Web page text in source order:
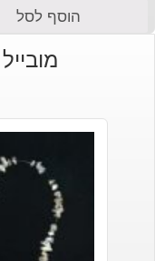
הוסף לסל